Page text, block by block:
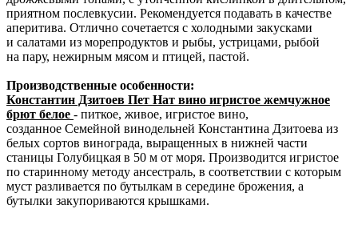
приятном послевкусии. Рекомендуется подавать в качестве
аперитива. Отлично сочетается с холодными закусками
и салатами из морепродуктов и рыбы, устрицами, рыбой
на пару, нежирным мясом и птицей, пастой.
Производственные особенности:
Константин Дзитоев Пет Нат вино игристое жемчужное
брют белое - питкое, живое, игристое вино,
созданное Семейной винодельней Константина Дзитоева из
белых сортов винограда, выращенных в нижней части
станицы Голубицкая в 50 м от моря. Производится игристое
по старинному методу ансестраль, в соответствии с которым
муст разливается по бутылкам в середине брожения, а
бутылки закупориваются крышками.